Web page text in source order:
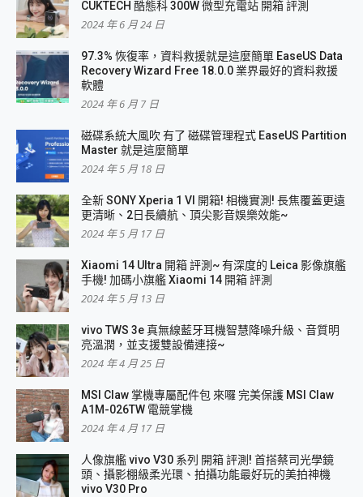
CUKTECH 酷態科 300W 微型充電站 開箱 評測
2024 年 6 月 24 日
97.3% 恢復率，資料救援就是這麼簡單 EaseUS Data
Recovery Wizard Free 18.0.0 業界最好的資料救援
軟體
2024 年 6 月 7 日
磁碟系統大風吹 有了 磁碟管理程式 EaseUS Partition
Master 就是這麼簡單
2024 年 5 月 18 日
全新 SONY Xperia 1 VI 開箱! 相機實測! 長焦覆蓋更遠
更清晰、2日長續航、頂尖影音娛樂效能~
2024 年 5 月 17 日
Xiaomi 14 Ultra 開箱 評測~ 有深度的 Leica 影像旗艦
手機! 加碼小旗艦 Xiaomi 14 開箱 評測
2024 年 5 月 13 日
vivo TWS 3e 真無線藍牙耳機智慧降噪升級、音質明
亮溫潤，並支援雙設備連接~
2024 年 4 月 25 日
MSI Claw 掌機專屬配件包 來囉 完美保護 MSI Claw
A1M-026TW 電競掌機
2024 年 4 月 17 日
人像旗艦 vivo V30 系列 開箱 評測! 首搭蔡司光學鏡
頭、攝影棚級柔光環、拍攝功能最好玩的美拍神機
vivo V30 Pro